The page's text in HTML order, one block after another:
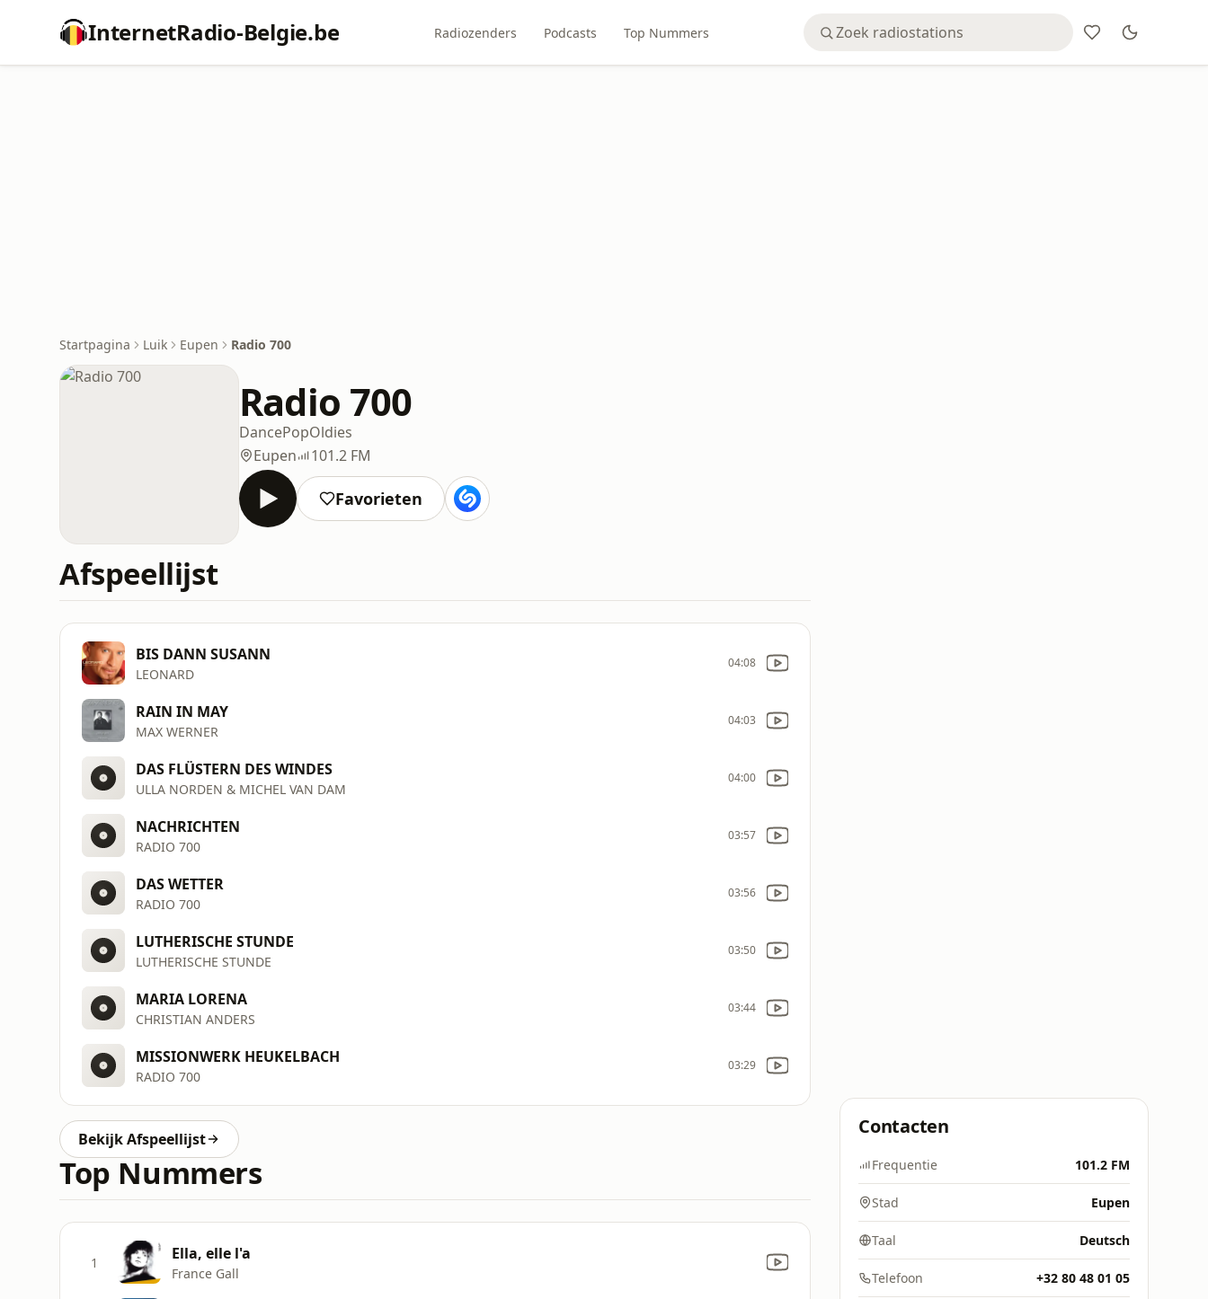
InternetRadio-Belgie.be Radiozenders Podcasts Top Nummers
Startpagina Luik Eupen Radio 700
Radio 700
DancePopOldies
Eupen
101.2 FM
Favorieten
Afspeellijst
BIS DANN SUSANN
LEONARD
04:08
RAIN IN MAY
MAX WERNER
04:03
DAS FLÜSTERN DES WINDES
ULLA NORDEN & MICHEL VAN DAM
04:00
NACHRICHTEN
RADIO 700
03:57
DAS WETTER
RADIO 700
03:56
LUTHERISCHE STUNDE
LUTHERISCHE STUNDE
03:50
MARIA LORENA
CHRISTIAN ANDERS
03:44
MISSIONWERK HEUKELBACH
RADIO 700
03:29
Bekijk Afspeellijst
Top Nummers
1 Ella, elle l'a
France Gall
Contacten
Frequentie 101.2 FM
Stad Eupen
Taal Deutsch
Telefoon +32 80 48 01 05